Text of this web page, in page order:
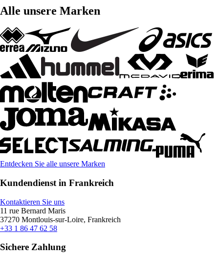
Alle unsere Marken
Entdecken Sie alle unsere Marken
Kundendienst in Frankreich
Kontaktieren Sie uns
11 rue Bernard Maris
37270 Montlouis-sur-Loire, Frankreich
+33 1 86 47 62 58
Sichere Zahlung